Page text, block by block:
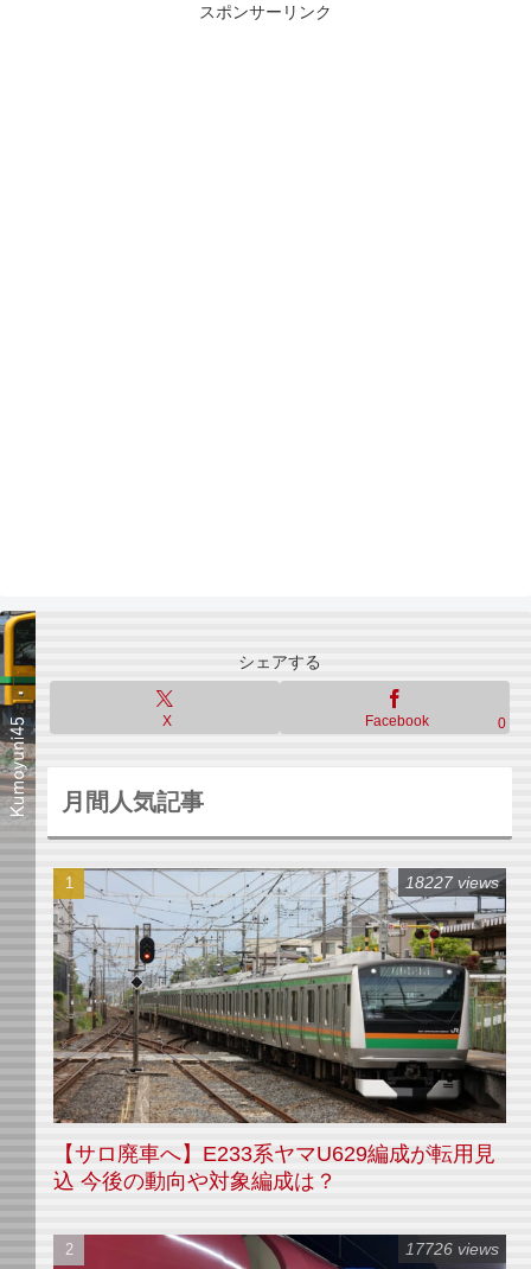
スポンサーリンク
シェアする
X Facebook 0
月間人気記事
【サロ廃車へ】E233系ヤマU629編成が転用見
込 今後の動向や対象編成は？
18227 views
17726 views